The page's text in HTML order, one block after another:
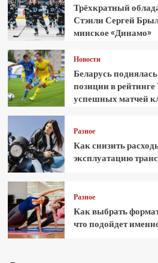
Трёхкратный
Стэнли Сергей
минское «Динамо»
Новости
Беларусь
позиции в
успешных матчей
Разное
Как снизить
эксплуатацию
Разное
Как выбрать
что подойдет